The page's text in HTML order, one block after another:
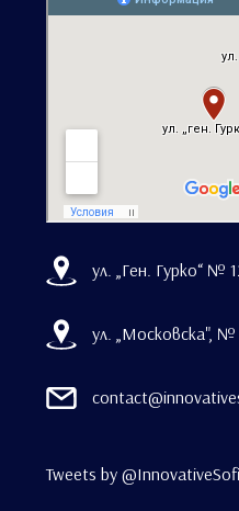
ул. „Ген. Гурко“ №
ул. „Московска",
Tweets by